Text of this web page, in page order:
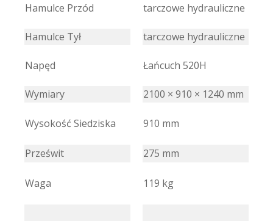
Hamulce Przód tarczowe hydrauliczne
Hamulce Tył tarczowe hydrauliczne
Napęd Łańcuch 520H
Wymiary 2100 × 910 × 1240 mm
Wysokość Siedziska 910 mm
Prześwit 275 mm
Waga 119 kg